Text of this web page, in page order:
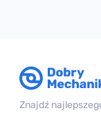
Znajdź